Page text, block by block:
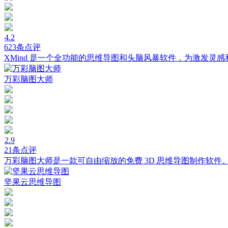
4.2
623条点评
XMind 是一个全功能的思维导图和头脑风暴软件，为激发灵感
万彩脑图大师
2.9
21条点评
万彩脑图大师是一款可自由缩放的免费 3D 思维导图制作软件。
坚果云思维导图